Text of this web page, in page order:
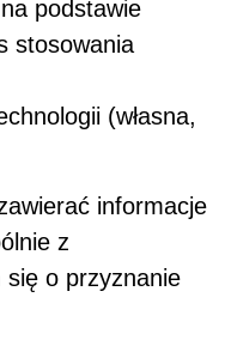
podstawie
stosowania
(własna,
informacje
z
się o przyznanie